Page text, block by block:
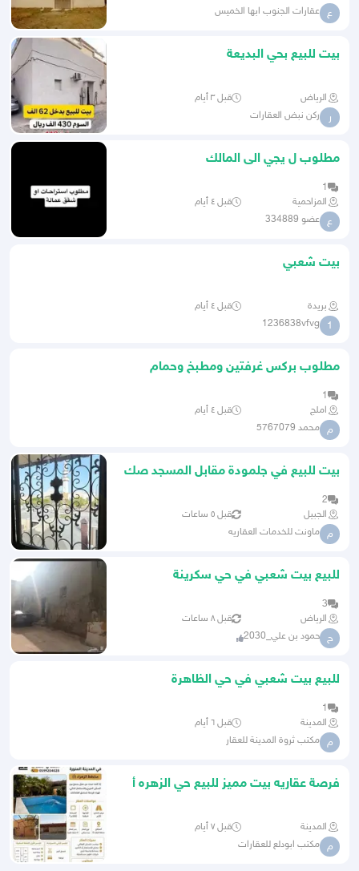
ع عقارات الجنوب ابها الخميس
بيت للبيع بحي البديعة
الرياض قبل ٣ أيام
ر ركن نبض العقارات
مطلوب ل يجي الى المالك
1
المزاحمية
قبل ٤ أيام
ع عضو 334889
بيت شعبي
بريدة قبل ٤ أيام
1
1236838vfvg
مطلوب بركس غرفتين ومطبخ وحمام
1
املج
قبل ٤ أيام
م محمد 5767079
بيت للبيع في جلمودة مقابل المسجد صك
2
الجبيل
قبل ٥ ساعات
م ماونت للخدمات العقاريه
للبيع بيت شعبي في حي سكرينة
3
الرياض
قبل ٨ ساعات
ح حمود بن علي_2030
للبيع بيت شعبي في حي الظاهرة
1
المدينة
قبل ٦ أيام
م مكتب ثروة المدينة للعقار
فرصة عقاريه بيت مميز للبيع حي الزهره أ
المدينة قبل ٧ أيام
م مكتب ابودلع للعقارات